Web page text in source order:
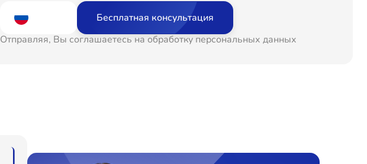
Бесплатная консультация
Отправляя, Вы соглашаетесь на обработку персональных данных